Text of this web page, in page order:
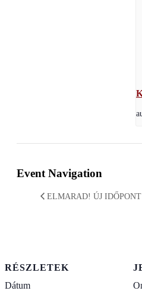
Event Navigation
ELMARAD! ÚJ
RÉSZLETEK
Dátum